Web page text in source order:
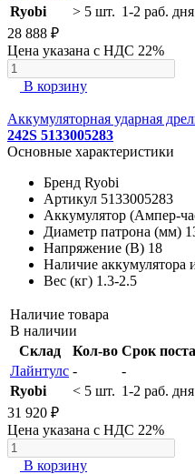
Ryobi
> 5 шт. 1-2 раб. дня
28 888 ₽
Цена указана с НДС 22%
В корзину
Аккумуляторная ударная
242S 5133005283
Основные характеристики
Бренд Ryobi
Артикул 5133005283
Аккумулятор (Ампер-
Диаметр патрона (мм)
Напряжение (В) 18
Наличие аккумулятора
Вес (кг) 1.3-2.5
Наличие товара
В наличии
Склад
Кол-во Срок
Лайнтулс -
-
Ryobi
< 5 шт. 1-2 раб. дня
31 920 ₽
Цена указана с НДС 22%
В корзину